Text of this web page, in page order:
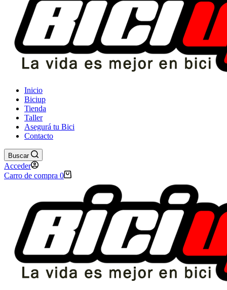
Inicio
Biciup
Tienda
Taller
Asegurá tu Bici
Contacto
Buscar
Acceder
Carro de compra 0